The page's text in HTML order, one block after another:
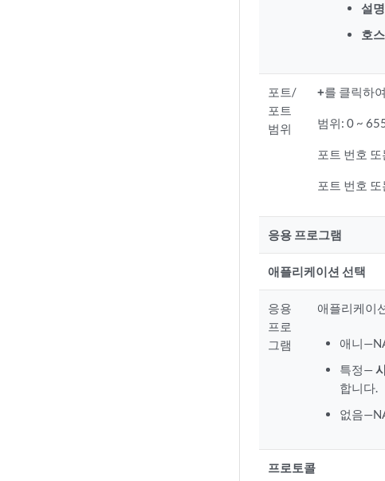
설명
호
포트/
포트
범위
+를 클릭하
범위: 0 ~
포트 번호
포트 번호
응용 프로그램
애플리케이션 선택
응용
프로
그램
애플리케이
애니
특정—
합니다.
없음
프로토콜